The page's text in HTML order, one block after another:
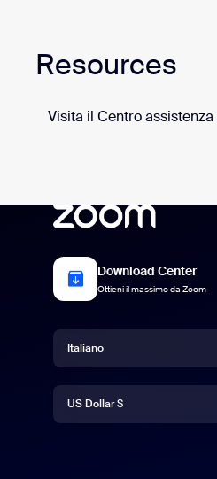
Resources
Visita il Centro
Download Center
Ottieni il massimo da Zoom
Lingua
Italiano
Deutsch
Valuta
US Dollar $